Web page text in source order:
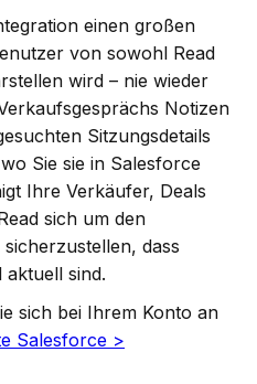
einen großen
von sowohl Read
wird – nie wieder
Notizen
Sitzungsdetails
Sie sie in Salesforce
Ihre Verkäufer, Deals
sich um den
dass
sind.
sich bei Ihrem Konto an
Salesforce >